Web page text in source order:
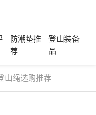
防潮垫推
荐
登山装备
品
山绳选购推荐